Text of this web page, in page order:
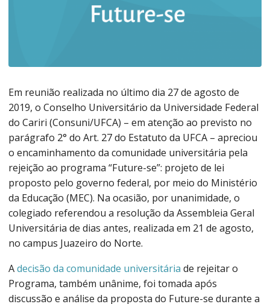
Em reunião realizada no último dia 27 de agosto de
2019, o Conselho Universitário da Universidade Federal
do Cariri (Consuni/UFCA) – em atenção ao previsto no
parágrafo 2° do Art. 27 do Estatuto da UFCA – apreciou
o encaminhamento da comunidade universitária pela
rejeição ao programa “Future-se”: projeto de lei
proposto pelo governo federal, por meio do Ministério
da Educação (MEC). Na ocasião, por unanimidade, o
colegiado referendou a resolução da Assembleia Geral
Universitária de dias antes, realizada em 21 de agosto,
no campus Juazeiro do Norte.
Adecisão da comunidade universitária de rejeitar o
Programa, também unânime, foi tomada após
discussão e análise da proposta do Future-se durante a